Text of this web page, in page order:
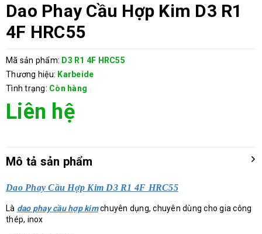
Dao Phay Cầu Hợp Kim D3 R1
4F HRC55
Mã sản phẩm: D3 R1 4F HRC55
Thương hiệu: Karbeide
Tình trạng: Còn hàng
Liên hệ
Mô tả sản phẩm
Dao Phay Cầu Hợp Kim D3 R1 4F HRC55
Là dao phay cầu hợp kimchuyên dụng, chuyên dùng cho gia công
thép, inox